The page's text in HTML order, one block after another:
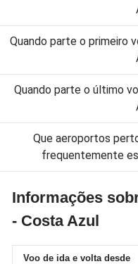
Quando parte o primeiro
Quando parte o último
Que aeroportos
frequentemente
Informações
- Costa Azul
Voo de ida e volta desde